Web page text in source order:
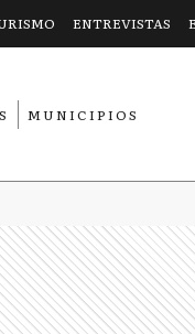
ENTREVISTAS
MUNICIPIOS